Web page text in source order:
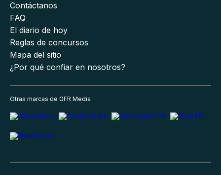
Contáctanos
FAQ
El diario de hoy
Reglas de concursos
Mapa del sitio
¿Por qué confiar en nosotros?
Otras marcas de GFR Media